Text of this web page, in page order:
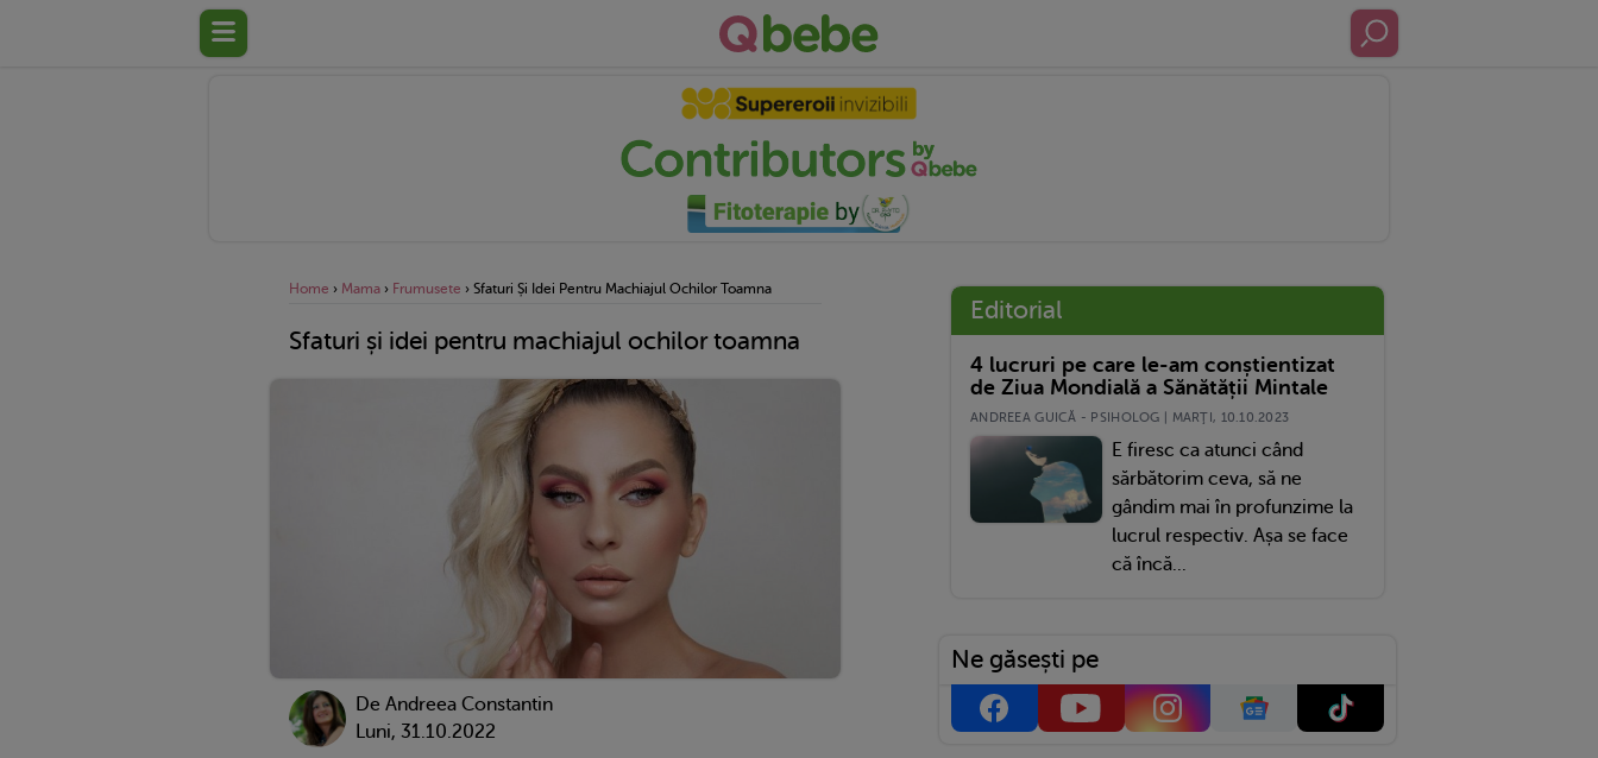
Home › Mama › Frumusete › Sfaturi Și Idei Pentru Machiajul Ochilor Toamna
Sfaturi și idei pentru machiajul ochilor toamna
De Andreea Constantin
Luni, 31.10.2022
Editorial
4 lucruri pe care le-am conștientizat
de Ziua Mondială a Sănătății Mintale
ANDREEA GUICĂ - PSIHOLOG | MARŢI, 10.10.2023
E firesc ca atunci când
sărbătorim ceva, să ne
gândim mai în profunzime la
lucrul respectiv. Așa se face
că încă...
Ne găsești pe